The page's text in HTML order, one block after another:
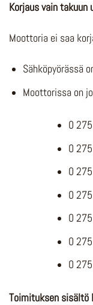
Korjaus vain takuun
Moottoria ei saa
Sähköpyörässä
Moottorissa on
0
0
0
0
0
0
0
Toimituksen sisältö